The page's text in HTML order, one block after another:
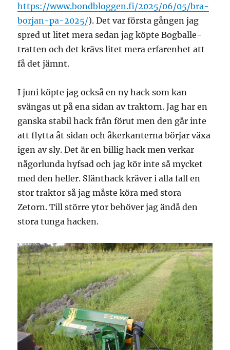
https://www.bondbloggen.fi/2025/06/05/bra-
borjan-pa-2025/). Det var första gången jag
spred ut litet mera sedan jag köpte Bogballe-
tratten och det krävs litet mera erfarenhet att
få det jämnt.
I juni köpte jag också en ny hack som kan
svängas ut på ena sidan av traktorn. Jag har en
ganska stabil hack från förut men den går inte
att flytta åt sidan och åkerkanterna börjar växa
igen av sly. Det är en billig hack men verkar
någorlunda hyfsad och jag kör inte så mycket
med den heller. Slänthack kräver i alla fall en
stor traktor så jag måste köra med stora
Zetorn. Till större ytor behöver jag ändå den
stora tunga hacken.